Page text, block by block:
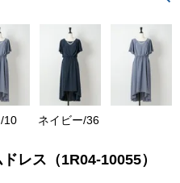
10 ネイビー/36
レス（1R04-10055）